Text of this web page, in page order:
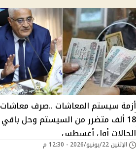
أزمة سيستم المعاشات ..صرف معاشات
18 ألف متضرر من السيستم وحل باقي
الحالات أول أغسطس
الإثنين 22/يونيو/2026 - 12:30 م